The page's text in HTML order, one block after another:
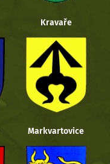
Kravaře
Markvartovice